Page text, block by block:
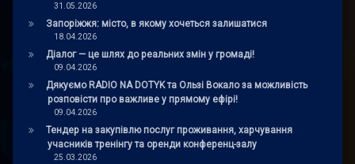
31.05.2026
Запоріжжя: місто, в якому хочеться залишатися
18.04.2026
Діалог — це шлях до реальних змін у громаді!
09.04.2026
Дякуємо RADIO NA DOTYK та Ользі Вокало за можливість
розповісти про важливе у прямому ефірі!
09.04.2026
Тендер на закупівлю послуг проживання, харчування
учасників тренінгу та оренди конференц-залу
25.03.2026